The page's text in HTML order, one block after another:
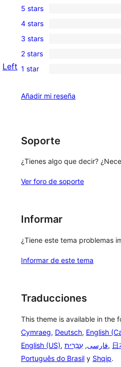
Left
2
5-
star
reviews
5 stars
2
4-
star
reviews
4 stars
0
3-
star
3 stars
0
2-
reviews
2 stars
0
star
1 star
Añadir mi reseña
Soporte
¿Tienes algo que decir?
Ver foro de soporte
Informar
¿Tiene este tema problemas
Informar de este tema
Traducciones
This theme is available in the
Cymraeg, Deutsch, English
English (US), فارسی, עִבְרִית ,
Português do Brasil y Shqip.